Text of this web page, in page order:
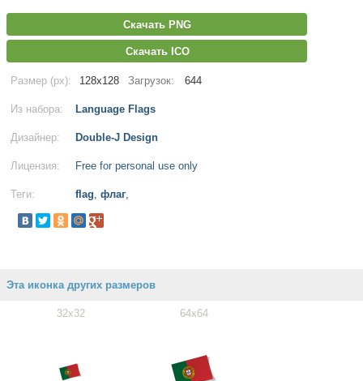
Скачать PNG
Скачать ICO
Размер (px): 128x128 Загрузок: 644
Из набора: Language Flags
Дизайнер: Double-J Design
Лицензия: Free for personal use only
Теги: flag, флаг,
Эта иконка других размеров
32x32 64x64